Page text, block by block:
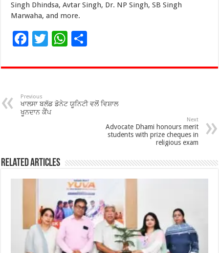
Singh Dhindsa, Avtar Singh, Dr. NP Singh, SB Singh
Marwaha, and more.
F
e
o
o
T
tt
W
at
p
ar
Previous
ਖਾਲਸਾ ਬਲੱਡ ਡੋਨੇਟ ਯੂਨਿਟੀ ਵਲੋਂ ਵਿਸ਼ਾਲ
ਖੂਨਦਾਨ ਕੈਂਪ
Next
Advocate Dhami honours merit
students with prize cheques in
religious exam
Related Articles